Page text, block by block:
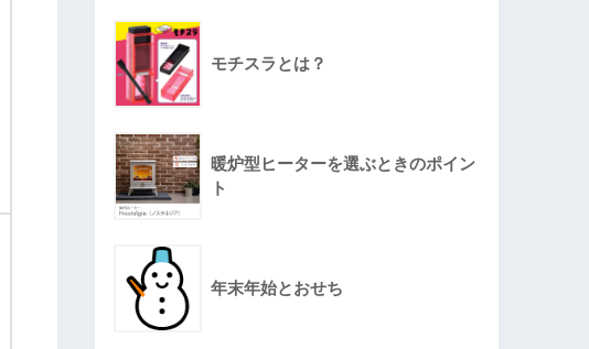
モチスラとは？
暖炉型ヒーターを選ぶときのポイン
ト
年末年始とおせち